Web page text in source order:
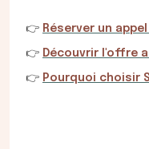
👉 Réserver un
👉 Découvrir l'offre
👉 Pourquoi choisir